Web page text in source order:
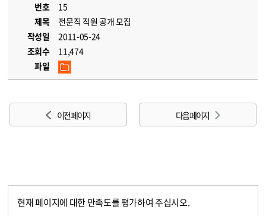
번호
15
제목
전문직 직원 공개 모집
작성일
2011-05-24
조회수
11,474
파일
이전 페이지 다음 페이지
현재 페이지에 대한 만족도를 평가하여 주십시오.